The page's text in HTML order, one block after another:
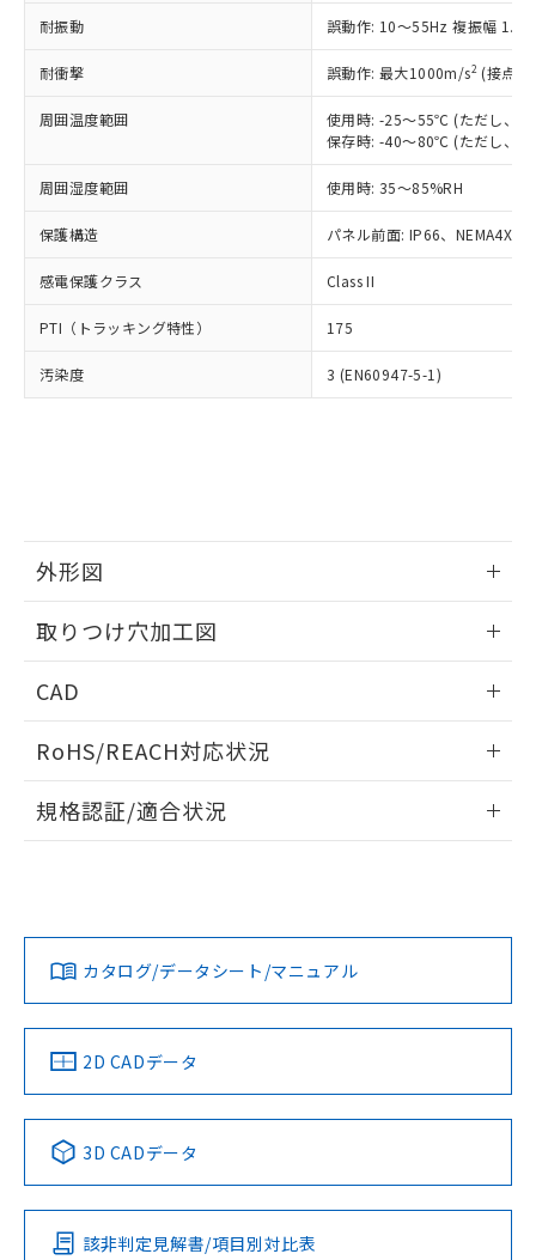
耐振動 誤動作: 10～55Hz 複振幅
耐衝撃 誤動作: 最大1000m/s2 (接点
周囲温度範囲
使用時: -25～55℃ (ただし、氷
保存時: -40～80℃ (ただし、氷
周囲湿度範囲 使用時: 35～85%RH
保護構造 パネル前面: IP66、NEMA4X,
感電保護クラス Class II
PTI（トラッキング特性） 175
汚染度 3 (EN60947-5-1)
外形図
取りつけ穴加工図
CAD
ドすることができます。
ログイン/会員登録
ダウンロードデータをご利用いただく前に、以下を必ずお読
みください。
ソフトウェアの使用条件
RoHS/REACH対応状況
EU RoHS 注意事項・凡例
対応済み
中国 RoHS 注意事項・凡例
Pb Hg Cd Cr(VI)
O
規格認証/適合状況
LR型式承認
（イギリス
船舶規格）
DNV型式承認
（ノルウェー
BV型式承認
（フランス
KR型式
（韓国
No No No No
この製品の規格認証/適合状況ページへ
その他の認証はこちらのページからご検索ください
カタログ/データシート/マニュアル
2D CADデータ
3D CADデータ
該非判定見解書/項目別対比表
正式な納期状況および標準価格はお客
様のお取引先、またはお客様担当のオ
ムロン制御機器販売店・当社販売員に
オムロン制御機器販売店や当社販売拠
販売ネットワーク
」をご確認
在庫状況および標準価格結果を当社の
示しないようお願いします。
マイパーツ機能（部品リスト作成サー
ビス）をご利用いただくには、I-Web
メンバーズにご登録されている必要が
お客様が当ウェブサイト上で当社にご
登録された部品リストについて、当社
の共同利用に関して"
の「1.共同利
指します。
ルベンジル（BBP） 1000ppm以下、フタル酸ジブチル
（DBP） 1000ppm以下、フタル酸ジイソブチル
但し、RoHS指令で産業用監視および制御機器に対する
フタル酸エステル類の４物質については閾値を超える意
図的な使用がないことを確認しています。
部品在庫の切り替え状況などにより、予定
月が前後することがあります。
※3 非含有証明書ダウンロード
51物質の非含有証明書（当社基準）
※本証明書は発行日時点で非含有を証明す
るもので、過去に遡って非含有を証明する
また、RoHS指令のフタル酸エステル類４
物質の対応では、対応完了までの期間は出
既に当社にて対応品への在庫切替を完了
していることから、特段のことがない限
り、2022年1月12日より割愛しておりま
す。
DBP(フタル酸ジブチル) : 1000ppm、 DIBP(フタル酸ジ
イソブチル) : 1000ppm、 BBP(フタル酸ブチルベンジ
「ｅ」：有害物質（10物質）のすべてが基
準値以下であることを示します。
「10」：通常の使用状況下において有害物
質が外部に漏えいし、環境に深刻な影響を
及ぼさない年数を意味します。
「－」：未確認です。当社販売部門へお問
全に破砕するなど、違法に輸出されな
いよう必要な手段を講じます。
当社は貴社製品を、核兵器、ミサイ
ル、化学兵器、生物兵器またはその他
武器並びにこれらの製造装置等に一切
当社は、貴社製品を第三者に販売する
場合は、上記1、2および3の内容を当
該第三者に通知します。また当社は、
販売先および販売に係わる関係者が違
法に輸出するおそれがある場合は、取
－
在庫なし(最新の在庫状況につ
いては、お客様のお取引先、ま
たはお客様担当のオムロン制御
機器販売店・当社販売員にご確
空
受注生産機種、また在庫状況の
情報を公開していない機種